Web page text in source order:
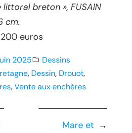
littoral breton », FUSAIN
cm.
euros
2025
Dessins
, Dessin, Drouot,
, Vente aux enchères
→
Mare et